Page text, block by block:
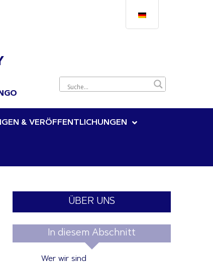
& VERÖFFENTLICHUNGEN
ÜBER UNS
In diesem Abschnitt
Wer wir sind